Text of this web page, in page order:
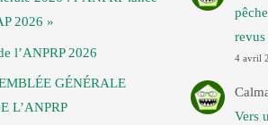
2026 »
l’ANPRP 2026
GÉNÉRALE
L’ANPRP
revus
4 avril
Vers